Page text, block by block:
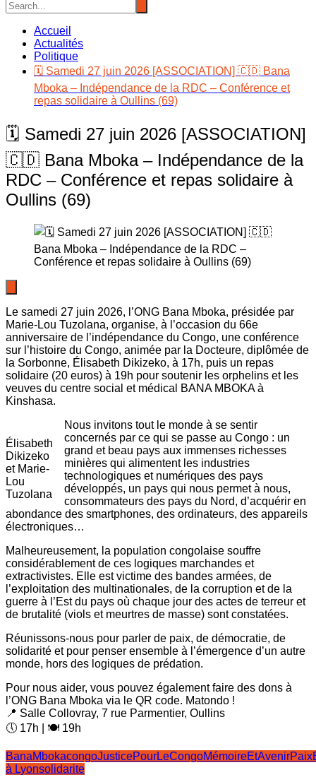
Accueil
Actualités
Politique
🗓️ Samedi 27 juin 2026 [ASSOCIATION] 🇨🇩 Bana
Mboka – Indépendance de la RDC – Conférence et
repas solidaire à Oullins (69)
🗓️ Samedi 27 juin 2026 [ASSOCIATION]
🇨🇩 Bana Mboka – Indépendance de la
RDC – Conférence et repas solidaire à
Oullins (69)
Le samedi 27 juin 2026, l’ONG Bana Mboka, présidée par
Marie-Lou Tuzolana, organise, à l’occasion du 66e
anniversaire de l’indépendance du Congo, une conférence
sur l’histoire du Congo, animée par la Docteure, diplômée de
la Sorbonne, Élisabeth Dikizeko, à 17h, puis un repas
solidaire (20 euros) à 19h pour soutenir les orphelins et les
veuves du centre social et médical BANA MBOKA à
Kinshasa.
Élisabeth
Dikizeko
et Marie-
Lou
Tuzolana
Nous invitons tout le monde à se sentir
concernés par ce qui se passe au Congo : un
grand et beau pays aux immenses richesses
minières qui alimentent les industries
technologiques et numériques des pays
développés, un pays qui nous permet à nous,
consommateurs des pays du Nord, d’acquérir en
abondance des smartphones, des ordinateurs, des appareils
électroniques…
Malheureusement, la population congolaise souffre
considérablement de ces logiques marchandes et
extractivistes. Elle est victime des bandes armées, de
l’exploitation des multinationales, de la corruption et de la
guerre à l’Est du pays où chaque jour des actes de terreur et
de brutalité (viols et meurtres de masse) sont constatées.
Réunissons-nous pour parler de paix, de démocratie, de
solidarité et pour penser ensemble à l’émergence d’un autre
monde, hors des logiques de prédation.
Pour nous aider, vous pouvez également faire des dons à
l’ONG Bana Mboka via le QR code. Matondo !
📍 Salle Collovray, 7 rue Parmentier, Oullins
🕔 17h | 🍽️ 19h
BanaMbokacongoJusticePourLeCongoMémoireEtAvenir
à Lyonsolidarite